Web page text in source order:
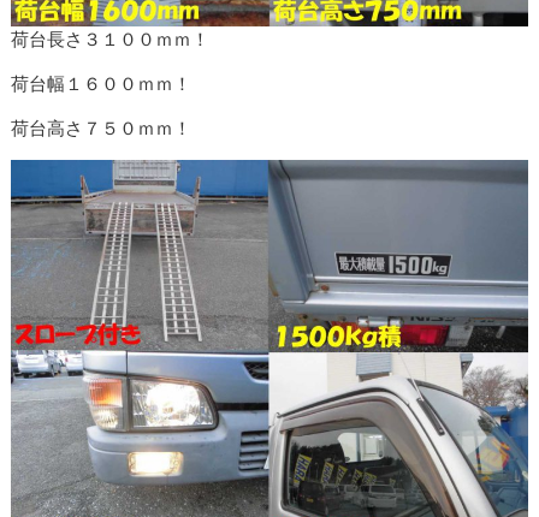
荷台長さ３１００ｍｍ！
荷台幅１６００ｍｍ！
荷台高さ７５０ｍｍ！